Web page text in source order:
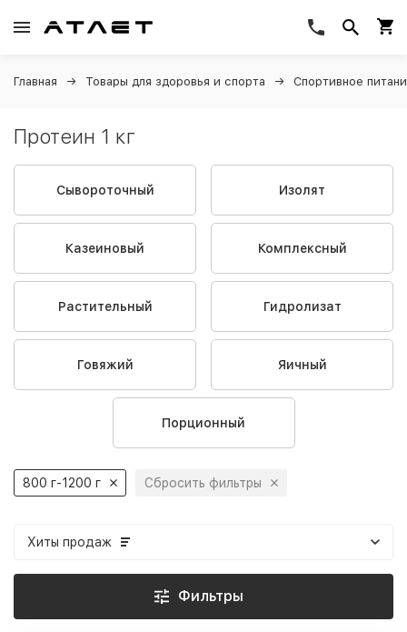
Главная Товары для здоровья и спорта Спортивное
Протеин 1 кг
Сывороточный Изолят
Казеиновый Комплексный
Растительный Гидролизат
Говяжий Яичный
Порционный
800 г-1200 г Сбросить фильтры
Хиты продаж
Фильтры